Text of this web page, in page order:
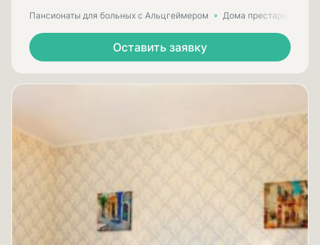
Пансионаты для больных с Альцгеймером Дома престарелых
Оставить заявку